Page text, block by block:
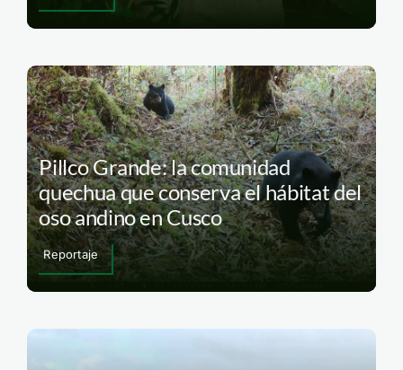
Pillco Grande: la comunidad
quechua que conserva el hábitat del
oso andino en Cusco
Reportaje